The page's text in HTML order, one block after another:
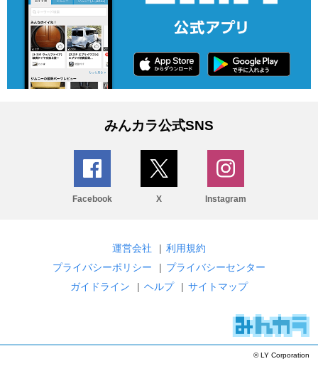
みんカラ公式SNS
Facebook X Instagram
運営会社 | 利用規約
プライバシーポリシー
| プライバシーセンター
ガイドライン
| ヘルプ | サイトマップ
© LY Corporation